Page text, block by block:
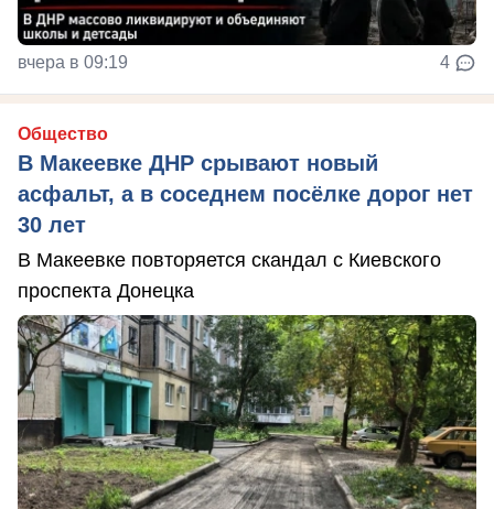
вчера в 09:19 4
Общество
В Макеевке ДНР срывают новый
асфальт, а в соседнем посёлке дорог нет
30 лет
В Макеевке повторяется скандал с Киевского
проспекта Донецка